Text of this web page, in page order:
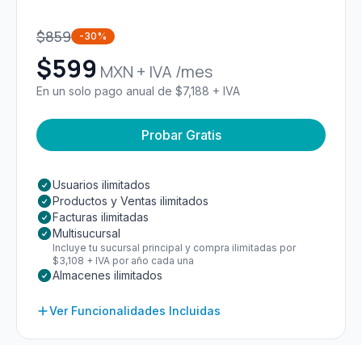
$859 -30%
$599 MXN + IVA /mes
En un solo pago anual de $7,188 + IVA
Probar Gratis
Usuarios ilimitados
Productos y Ventas ilimitados
Facturas ilimitadas
Multisucursal
Incluye tu sucursal principal y compra ilimitadas por
$3,108 + IVA por año cada una
Almacenes ilimitados
Ver Funcionalidades Incluidas